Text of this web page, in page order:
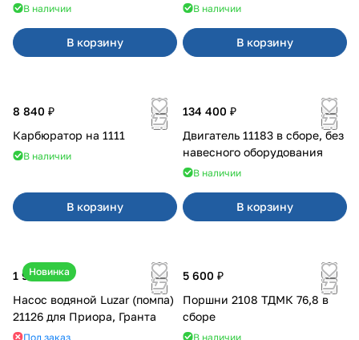
В наличии
В корзину
В наличии
В корзину
8 840 ₽
Карбюратор на 1111
В наличии
В корзину
134 400 ₽
Двигатель 11183 в сборе, без
навесного оборудования
В наличии
В корзину
Новинка
1 990 ₽
Насос водяной Luzar (помпа)
21126 для Приора, Гранта
Под заказ
5 600 ₽
Поршни 2108 ТДМК 76,8 в
сборе
В наличии